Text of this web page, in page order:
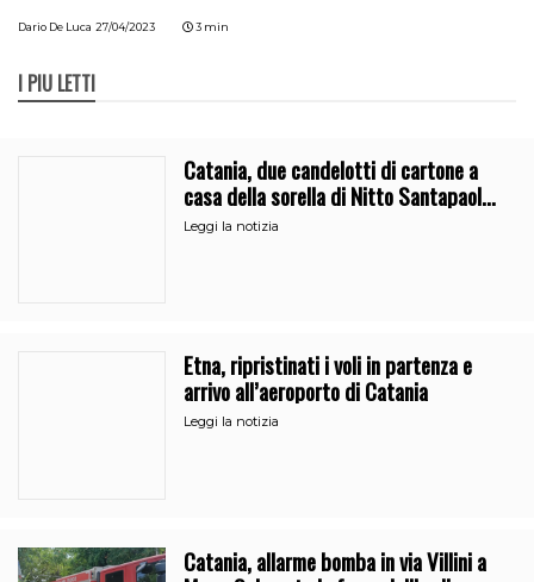
Dario De Luca 27/04/2023 3 min
I PIÙ LETTI
Catania, due candelotti di cartone a
casa della sorella di Nitto Santapaola.
Le indagini
Leggi la notizia
Etna, ripristinati i voli in partenza e
arrivo all’aeroporto di Catania
Leggi la notizia
Catania, allarme bomba in via Villini a